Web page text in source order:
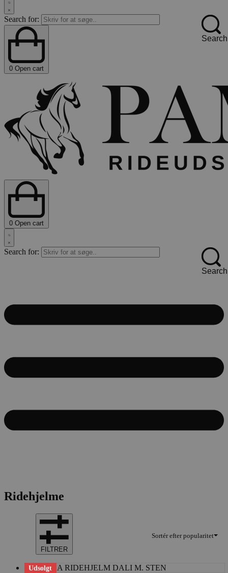
Search for:
Search
0 Open cart
0 Open cart
Search for:
Search
Ridehjelme
Sortér efter popularitet
FILTRER
Udsolgt